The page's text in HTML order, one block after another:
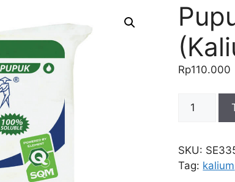
Rp110.000
Pupuk
Pak
Tani
SKU:
Tag: kalium